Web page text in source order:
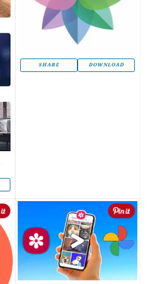
SHARE DOWNLOAD